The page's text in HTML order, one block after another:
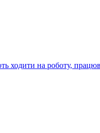
ходити на роботу,